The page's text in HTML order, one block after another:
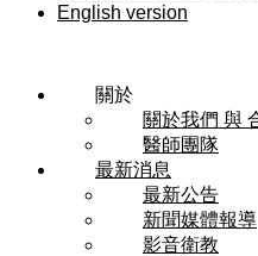
English version
關於
關於我們 與
醫師團隊
最新消息
最新公告
新聞媒體報導
影音衛教